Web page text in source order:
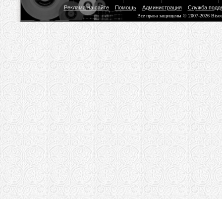
Реклама на сайте
Помощь Администрация Служба
Все права защищены © 2007-2026